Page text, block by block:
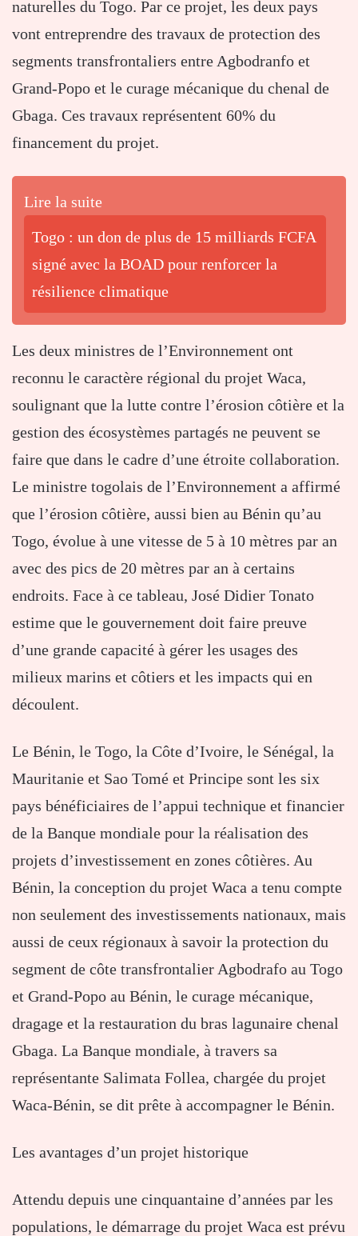
naturelles du Togo. Par ce projet, les deux pays
vont entreprendre des travaux de protection des
segments transfrontaliers entre Agbodranfo et
Grand-Popo et le curage mécanique du chenal de
Gbaga. Ces travaux représentent 60% du
financement du projet.
Lire la suite
Togo : un don de plus de 15 milliards FCFA
signé avec la BOAD pour renforcer la
résilience climatique
Les deux ministres de l’Environnement ont
reconnu le caractère régional du projet Waca,
soulignant que la lutte contre l’érosion côtière et la
gestion des écosystèmes partagés ne peuvent se
faire que dans le cadre d’une étroite collaboration.
Le ministre togolais de l’Environnement a affirmé
que l’érosion côtière, aussi bien au Bénin qu’au
Togo, évolue à une vitesse de 5 à 10 mètres par an
avec des pics de 20 mètres par an à certains
endroits. Face à ce tableau, José Didier Tonato
estime que le gouvernement doit faire preuve
d’une grande capacité à gérer les usages des
milieux marins et côtiers et les impacts qui en
découlent.
Le Bénin, le Togo, la Côte d’Ivoire, le Sénégal, la
Mauritanie et Sao Tomé et Principe sont les six
pays bénéficiaires de l’appui technique et financier
de la Banque mondiale pour la réalisation des
projets d’investissement en zones côtières. Au
Bénin, la conception du projet Waca a tenu compte
non seulement des investissements nationaux, mais
aussi de ceux régionaux à savoir la protection du
segment de côte transfrontalier Agbodrafo au Togo
et Grand-Popo au Bénin, le curage mécanique,
dragage et la restauration du bras lagunaire chenal
Gbaga. La Banque mondiale, à travers sa
représentante Salimata Follea, chargée du projet
Waca-Bénin, se dit prête à accompagner le Bénin.
Les avantages d’un projet historique
Attendu depuis une cinquantaine d’années par les
populations, le démarrage du projet Waca est prévu